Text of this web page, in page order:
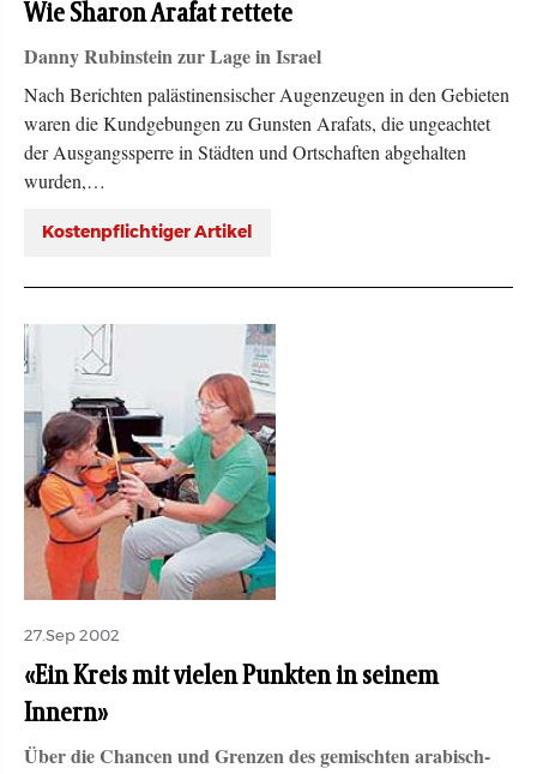
Wie Sharon Arafat rettete
Danny Rubinstein zur Lage in Israel
Nach Berichten palästinensischer Augenzeugen in den Gebieten
waren die Kundgebungen zu Gunsten Arafats, die ungeachtet
der Ausgangssperre in Städten und Ortschaften abgehalten
wurden,…
Kostenpflichtiger Artikel
27.Sep 2002
«Ein Kreis mit vielen Punkten in seinem
Innern»
Über die Chancen und Grenzen des gemischten arabisch-